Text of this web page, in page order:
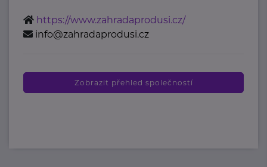
https://www.zahradaprodusi.cz/
info@zahradaprodusi.cz
Zobrazit přehled společností